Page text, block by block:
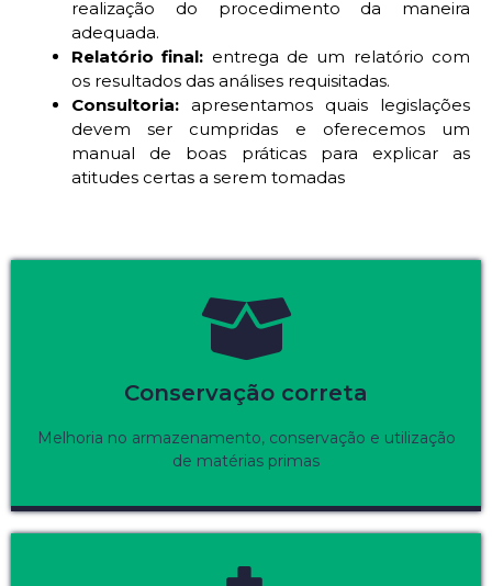
realização do procedimento da maneira
adequada.
Relatório final: entrega de um relatório com
os resultados das análises requisitadas.
Consultoria: apresentamos quais legislações
devem ser cumpridas e oferecemos um
manual de boas práticas para explicar as
atitudes certas a serem tomadas
Conservação correta
Melhoria no armazenamento, conservação e utilização
de matérias primas